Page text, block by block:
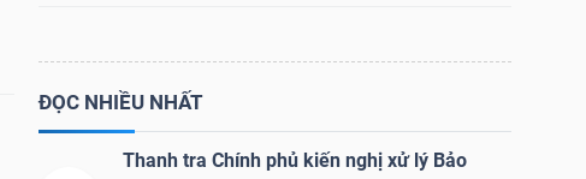
ĐỌC NHIỀU NHẤT
Thanh tra Chính phủ kiến nghị xử lý Bảo